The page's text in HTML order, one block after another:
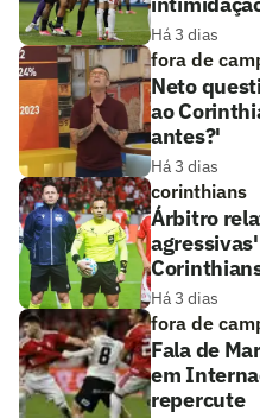
Há 3 dias
fora de
Neto
ao
antes?'
Há 3 dias
corinthians
Árbitro
Há 3 dias
fora de
Fala de
em
repercute